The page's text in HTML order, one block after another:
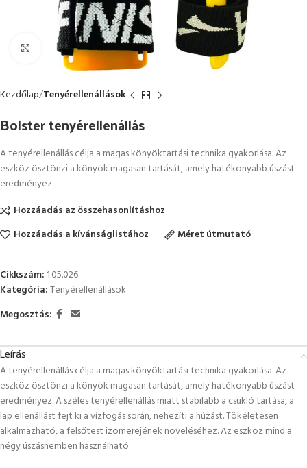
Kattintson a nagyításhoz
Kezdőlap Tenyérellenállások
Bolster tenyérellenállás
A tenyérellenállás célja a magas könyöktartási technika gyakorlása. Az
eszköz ösztönzi a könyök magasan tartását, amely hatékonyabb úszást
eredményez.
Hozzáadás az összehasonlításhoz
Hozzáadás a kívánságlistához
Méret útmutató
Cikkszám: 1.05.026
Kategória:Tenyérellenállások
Megosztás:
Leírás
A tenyérellenállás célja a magas könyöktartási technika gyakorlása. Az
eszköz ösztönzi a könyök magasan tartását, amely hatékonyabb úszást
eredményez. A széles tenyérellenállás miatt stabilabb a csukló tartása, a
lap ellenállást fejt ki a vízfogás során, nehezíti a húzást. Tökéletesen
alkalmazható, a felsőtest izomerejének növeléséhez. Az eszköz mind a
négy úszásnemben használható.